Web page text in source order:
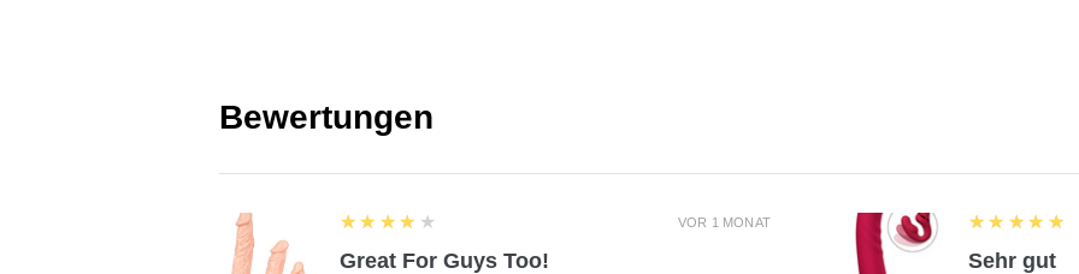
Bewertungen
VOR 1 MONAT
4
★★★★★
Great For Guys Too!
5
★★★★★
Sehr gut